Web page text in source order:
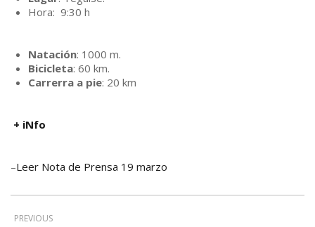
Hora: 9:30 h
Natación: 1000 m.
Bicicleta: 60 km.
Carrerra a pie: 20 km
+ iNfo
–Leer Nota de Prensa 19 marzo
PREVIOUS